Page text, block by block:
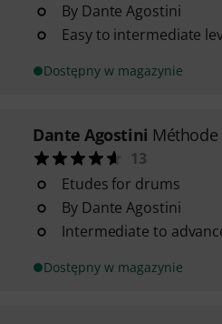
By Dante Agostini
Easy to intermediate
Dostępny w magazynie
Dante Agostini Méthode
13
Etudes for drums
By Dante Agostini
Intermediate to
Dostępny w magazynie